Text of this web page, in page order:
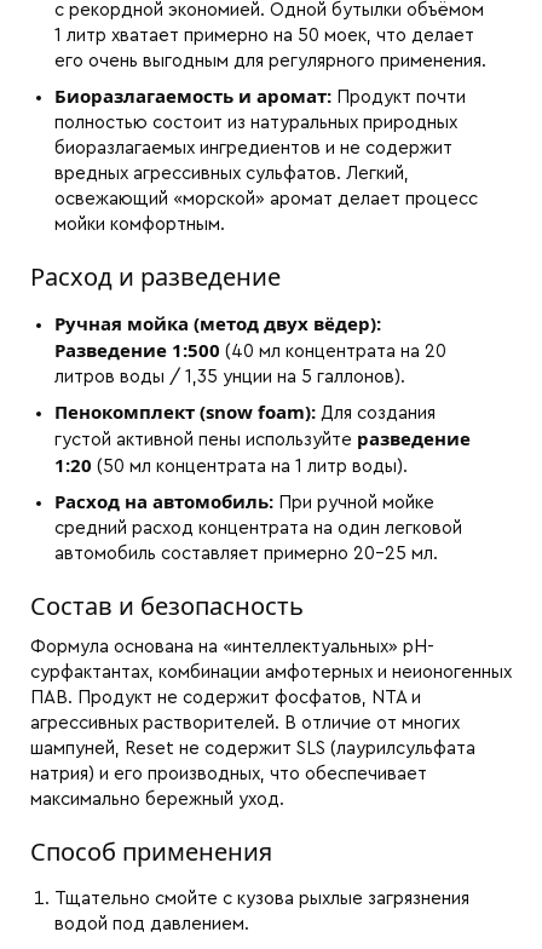
с рекордной экономией. Одной бутылки объёмом
1 литр хватает примерно на 50 моек, что делает
его очень выгодным для регулярного применения.
Биоразлагаемость и аромат: Продукт почти
полностью состоит из натуральных природных
биоразлагаемых ингредиентов и не содержит
вредных агрессивных сульфатов. Легкий,
освежающий «морской» аромат делает процесс
мойки комфортным.
Расход и разведение
Ручная мойка (метод двух вёдер):
Разведение 1:500 (40 мл концентрата на 20
литров воды / 1,35 унции на 5 галлонов).
Пенокомплект (snow foam): Для создания
густой активной пены используйте разведение
1:20 (50 мл концентрата на 1 литр воды).
Расход на автомобиль: При ручной мойке
средний расход концентрата на один легковой
автомобиль составляет примерно 20-25 мл.
Состав и безопасность
Формула основана на «интеллектуальных» pH-
сурфактантах, комбинации амфотерных и неионогенных
ПАВ. Продукт не содержит фосфатов, NTA и
агрессивных растворителей. В отличие от многих
шампуней, Reset не содержит SLS (лаурилсульфата
натрия) и его производных, что обеспечивает
максимально бережный уход.
Способ применения
Тщательно смойте с кузова рыхлые загрязнения
водой под давлением.